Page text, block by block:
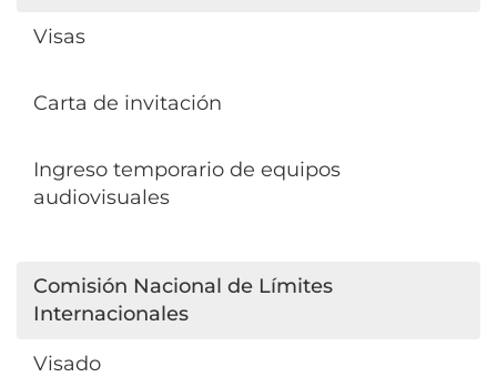
Visas
Carta de invitación
Ingreso temporario de equipos
audiovisuales
Comisión Nacional de Límites
Internacionales
Visado